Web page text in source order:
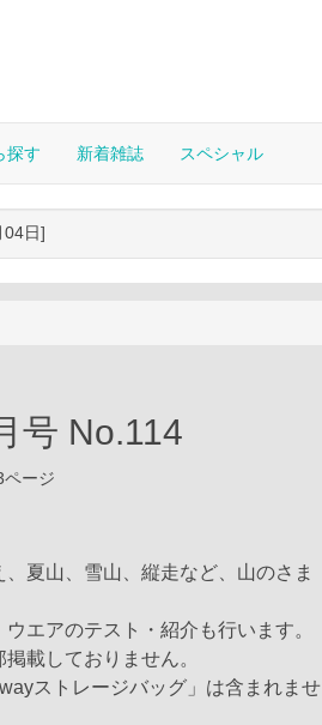
探す 新着雑誌 スペシャル
04日]
号 No.114
ージ
夏山、雪山、縦走など、山のさま
エアのテスト・紹介も行います。
載しておりません。
ストレージバッグ」は含まれませ